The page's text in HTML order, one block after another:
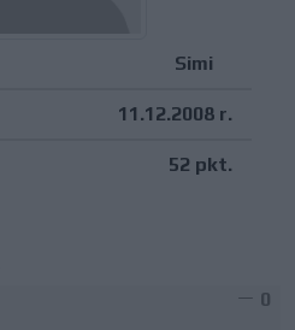
Simi
11.12.2008 r.
52 pkt.
0